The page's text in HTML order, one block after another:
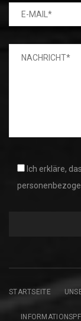
Ich erkläre,
STARTSEITE